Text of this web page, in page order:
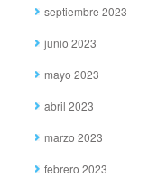
septiembre 2023
junio 2023
mayo 2023
abril 2023
marzo 2023
febrero 2023